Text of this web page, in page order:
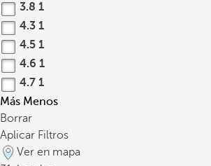
3.8 1
4.3 1
4.5 1
4.6 1
4.7 1
Más Menos
Borrar
Aplicar Filtros
Ver en mapa